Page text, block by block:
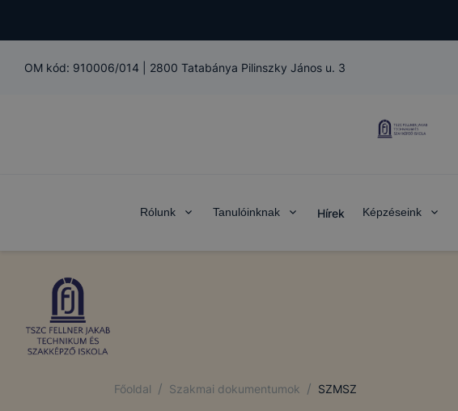
OM kód: 910006/014 2800 Tatabánya Pilinszky János u. 3
Rólunk Tanulóinknak Hírek Képzéseink
Főoldal / Szakmai dokumentumok / SZMSZ